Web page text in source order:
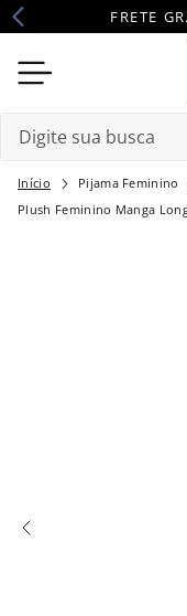
FRETE
Pijama Feminino
Plush Feminino Manga
Termos mais buscados